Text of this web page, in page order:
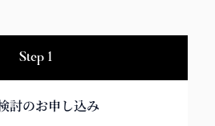
Step 1
討のお申し込み